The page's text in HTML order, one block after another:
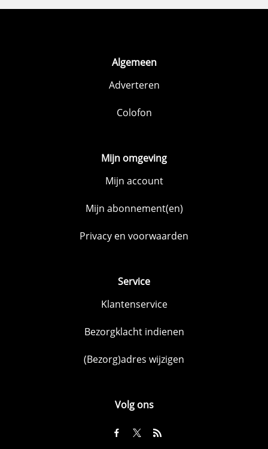
Algemeen
Adverteren
Colofon
Mijn omgeving
Mijn account
Mijn abonnement(en)
Privacy en voorwaarden
Service
Klantenservice
Bezorgklacht indienen
(Bezorg)adres wijzigen
Volg ons